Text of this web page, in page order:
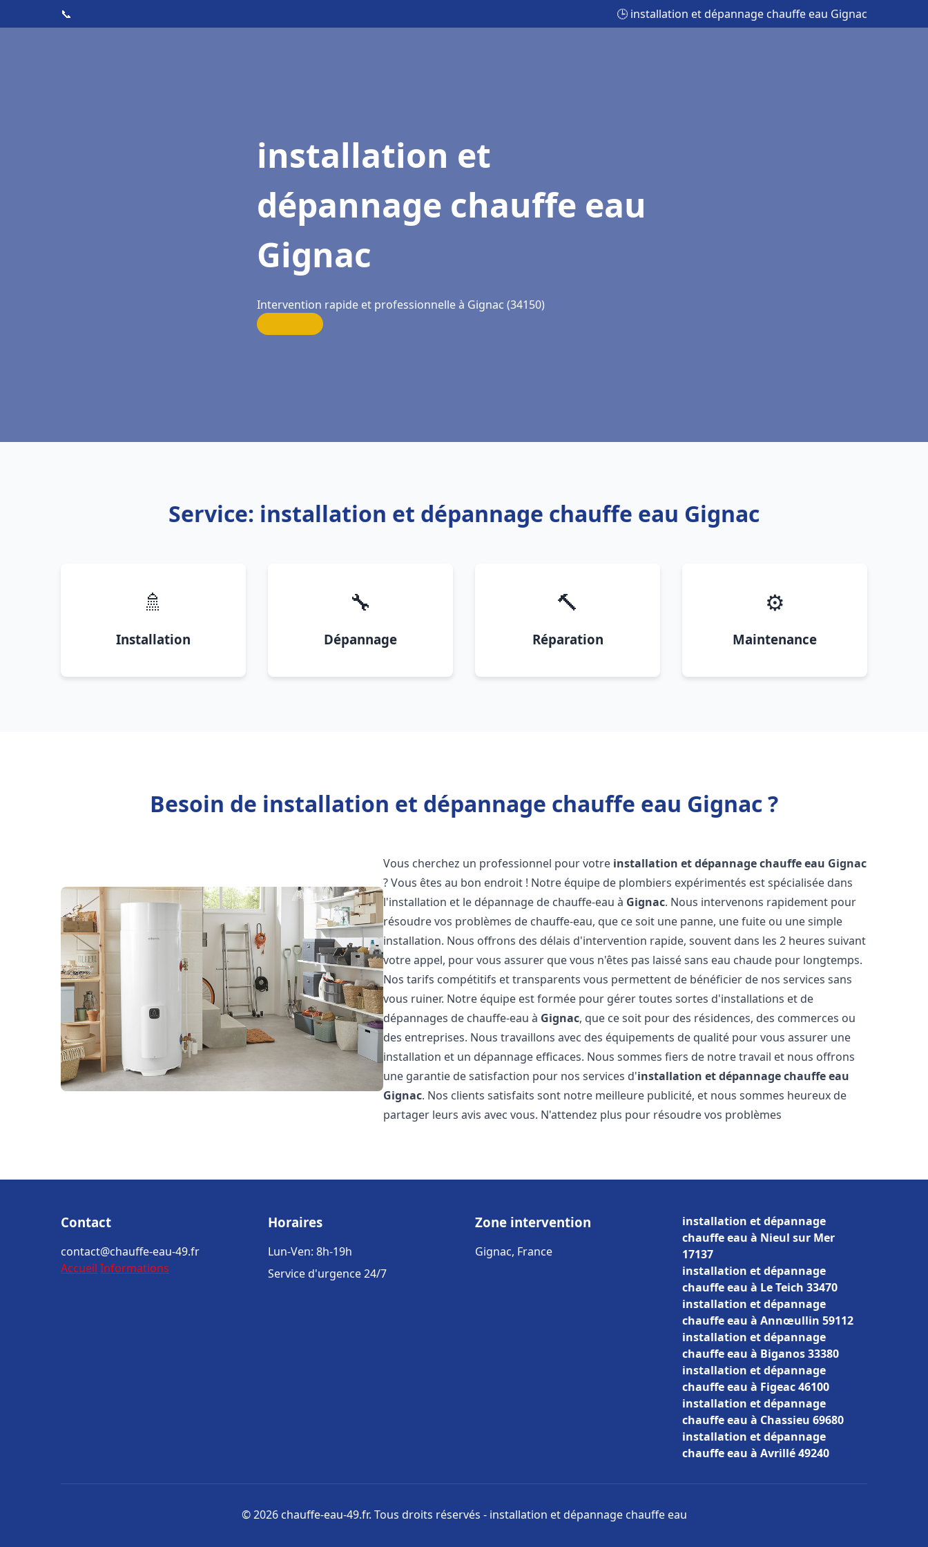
📞 🕒 installation et dépannage chauffe eau Gignac
installation et
dépannage chauffe eau
Gignac
Intervention rapide et professionnelle à Gignac (34150)
Service: installation et dépannage chauffe eau Gignac
🚿
Installation
🔧
Dépannage
🔨
Réparation
⚙️
Maintenance
Besoin de installation et dépannage chauffe eau Gignac ?
Vous cherchez un professionnel pour votre installation et dépannage chauffe eau Gignac
? Vous êtes au bon endroit ! Notre équipe de plombiers expérimentés est spécialisée dans
l'installation et le dépannage de chauffe-eau à Gignac. Nous intervenons rapidement pour
résoudre vos problèmes de chauffe-eau, que ce soit une panne, une fuite ou une simple
installation. Nous offrons des délais d'intervention rapide, souvent dans les 2 heures suivant
votre appel, pour vous assurer que vous n'êtes pas laissé sans eau chaude pour longtemps.
Nos tarifs compétitifs et transparents vous permettent de bénéficier de nos services sans
vous ruiner. Notre équipe est formée pour gérer toutes sortes d'installations et de
dépannages de chauffe-eau à Gignac, que ce soit pour des résidences, des commerces ou
des entreprises. Nous travaillons avec des équipements de qualité pour vous assurer une
installation et un dépannage efficaces. Nous sommes fiers de notre travail et nous offrons
une garantie de satisfaction pour nos services d'installation et dépannage chauffe eau
Gignac. Nos clients satisfaits sont notre meilleure publicité, et nous sommes heureux de
partager leurs avis avec vous. N'attendez plus pour résoudre vos problèmes
Contact
contact@chauffe-eau-49.fr
Accueil Informations
Horaires
Lun-Ven: 8h-19h
Service d'urgence 24/7
Zone intervention
Gignac, France
installation et dépannage
chauffe eau à Nieul sur Mer
17137
installation et dépannage
chauffe eau à Le Teich 33470
installation et dépannage
chauffe eau à Annœullin 59112
installation et dépannage
chauffe eau à Biganos 33380
installation et dépannage
chauffe eau à Figeac 46100
installation et dépannage
chauffe eau à Chassieu 69680
installation et dépannage
chauffe eau à Avrillé 49240
© 2026 chauffe-eau-49.fr. Tous droits réservés - installation et dépannage chauffe eau